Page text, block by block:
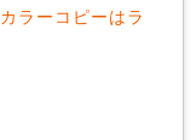
ラーコピーはラ